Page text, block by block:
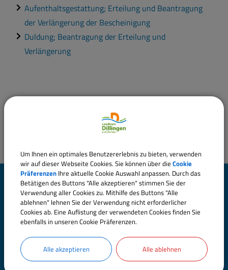
Aufenthaltsgestattung; Erteilung und Beantragung
der Verlängerung der Bescheinigung
Duldung; Beantragung der Erteilung und
Verlängerung
Landratsamt Dillingen
a.d.Donau
Große Allee 24 (Hauptgebäude)
89407 Dillingen a.d.Donau
Telefon:09071 51-0
Um Ihnen ein optimales Benutzererlebnis zu bieten, verwenden
wir auf dieser Webseite Cookies. Sie können über die Cookie
Präferenzen Ihre aktuelle Cookie Auswahl anpassen. Durch das
Betätigen des Buttons "Alle akzeptieren" stimmen Sie der
Verwendung aller Cookies zu. Mithilfe des Buttons "Alle
ablehnen" lehnen Sie der Verwendung nicht erforderlicher
Cookies ab. Eine Auflistung der verwendeten Cookies finden Sie
ebenfalls in unseren Cookie Präferenzen.
Alle akzeptieren Alle ablehnen